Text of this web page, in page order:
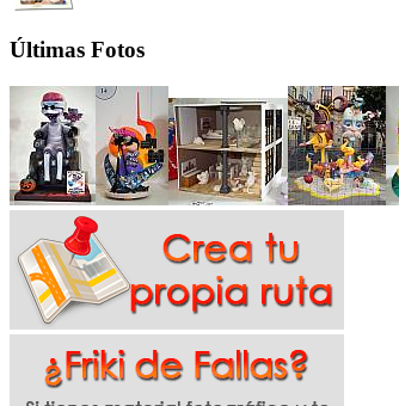
Últimas Fotos